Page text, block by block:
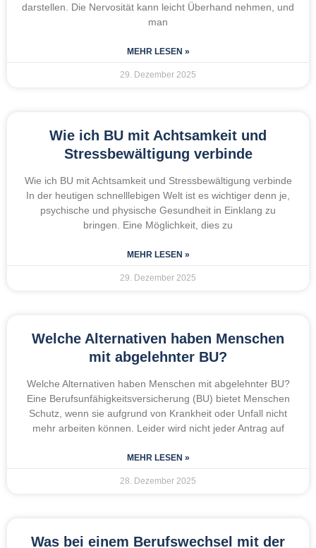
darstellen. Die Nervosität kann leicht Überhand nehmen, und
man
MEHR LESEN »
29. Dezember 2025
Wie ich BU mit Achtsamkeit und
Stressbewältigung verbinde
Wie ich BU mit Achtsamkeit und Stressbewältigung verbinde
In der heutigen schnelllebigen Welt ist es wichtiger denn je,
psychische und physische Gesundheit in Einklang zu
bringen. Eine Möglichkeit, dies zu
MEHR LESEN »
29. Dezember 2025
Welche Alternativen haben Menschen
mit abgelehnter BU?
Welche Alternativen haben Menschen mit abgelehnter BU?
Eine Berufsunfähigkeitsversicherung (BU) bietet Menschen
Schutz, wenn sie aufgrund von Krankheit oder Unfall nicht
mehr arbeiten können. Leider wird nicht jeder Antrag auf
MEHR LESEN »
28. Dezember 2025
Was bei einem Berufswechsel mit der